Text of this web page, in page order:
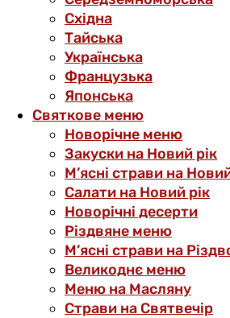
Східна
Тайська
Українська
Французька
Японська
Святкове меню
Новорічне меню
Закуски на Новий рік
М’ясні страви на
Салати на Новий рік
Новорічні десерти
Різдвяне меню
М’ясні страви на
Великоднє меню
Меню на Масляну
Страви на Святвечір